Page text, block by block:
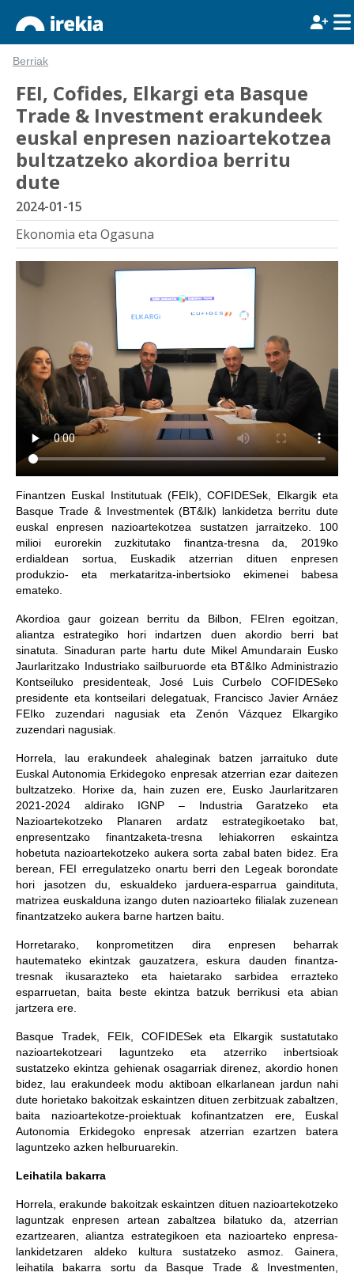
Berriak
FEI, Cofides, Elkargi eta Basque
Trade & Investment erakundeek
euskal enpresen nazioartekotzea
bultzatzeko akordioa berritu
dute
2024-01-15
Ekonomia eta Ogasuna
Finantzen Euskal Institutuak (FEIk), COFIDESek, Elkargik eta
Basque Trade & Investmentek (BT&Ik) lankidetza berritu dute
euskal enpresen nazioartekotzea sustatzen jarraitzeko. 100
milioi eurorekin zuzkitutako finantza-tresna da, 2019ko
erdialdean sortua, Euskadik atzerrian dituen enpresen
produkzio- eta merkataritza-inbertsioko ekimenei babesa
emateko.
Akordioa gaur goizean berritu da Bilbon, FEIren egoitzan,
aliantza estrategiko hori indartzen duen akordio berri bat
sinatuta. Sinaduran parte hartu dute Mikel Amundarain Eusko
Jaurlaritzako Industriako sailburuorde eta BT&Iko Administrazio
Kontseiluko presidenteak, José Luis Curbelo COFIDESeko
presidente eta kontseilari delegatuak, Francisco Javier Arnáez
FEIko zuzendari nagusiak eta Zenón Vázquez Elkargiko
zuzendari nagusiak.
Horrela, lau erakundeek ahaleginak batzen jarraituko dute
Euskal Autonomia Erkidegoko enpresak atzerrian ezar daitezen
bultzatzeko. Horixe da, hain zuzen ere, Eusko Jaurlaritzaren
2021-2024 aldirako IGNP – Industria Garatzeko eta
Nazioartekotzeko Planaren ardatz estrategikoetako bat,
enpresentzako finantzaketa-tresna lehiakorren eskaintza
hobetuta nazioartekotzeko aukera sorta zabal baten bidez. Era
berean, FEI erregulatzeko onartu berri den Legeak borondate
hori jasotzen du, eskualdeko jarduera-esparrua gaindituta,
matrizea euskalduna izango duten nazioarteko filialak zuzenean
finantzatzeko aukera barne hartzen baitu.
Horretarako, konprometitzen dira enpresen beharrak
hautemateko ekintzak gauzatzera, eskura dauden finantza-
tresnak ikusarazteko eta haietarako sarbidea errazteko
esparruetan, baita beste ekintza batzuk berrikusi eta abian
jartzera ere.
Basque Tradek, FEIk, COFIDESek eta Elkargik sustatutako
nazioartekotzeari laguntzeko eta atzerriko inbertsioak
sustatzeko ekintza gehienak osagarriak direnez, akordio honen
bidez, lau erakundeek modu aktiboan elkarlanean jardun nahi
dute horietako bakoitzak eskaintzen dituen zerbitzuak zabaltzen,
baita nazioartekotze-proiektuak kofinantzatzen ere, Euskal
Autonomia Erkidegoko enpresak atzerrian ezartzen batera
laguntzeko azken helburuarekin.
Leihatila bakarra
Horrela, erakunde bakoitzak eskaintzen dituen nazioartekotzeko
laguntzak enpresen artean zabaltzea bilatuko da, atzerrian
ezartzearen, aliantza estrategikoen eta nazioarteko enpresa-
lankidetzaren aldeko kultura sustatzeko asmoz. Gainera,
leihatila bakarra sortu da Basque Trade & Investmenten,